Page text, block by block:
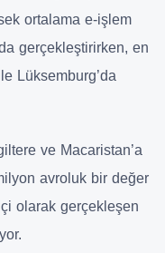
ortalama e-işlem
gerçekleştirirken, en
Lüksemburg’da
ve Macaristan’a
avroluk bir değer
olarak gerçekleşen